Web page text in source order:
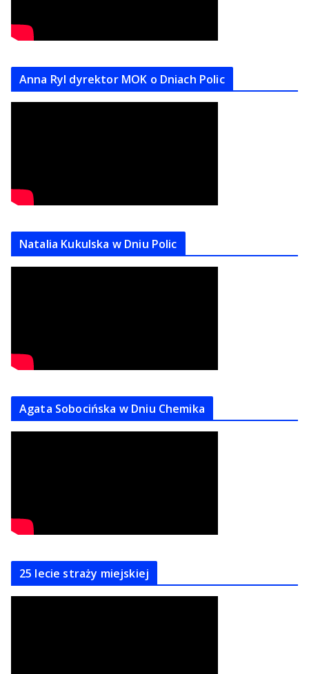
Anna Ryl dyrektor MOK o Dniach Polic
Natalia Kukulska w Dniu Polic
Agata Sobocińska w Dniu Chemika
25 lecie straży miejskiej